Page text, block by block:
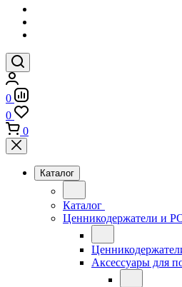
0
0
0
Каталог
Каталог
Ценникодержатели и
Аксессуары для